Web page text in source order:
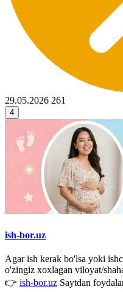
29.05.2026 261
4
ish-bor.uz
Agar ish kerak bo'lsa yoki
o'zingiz xoxlagan viloyat/
👉 ish-bor.uz Saytdan